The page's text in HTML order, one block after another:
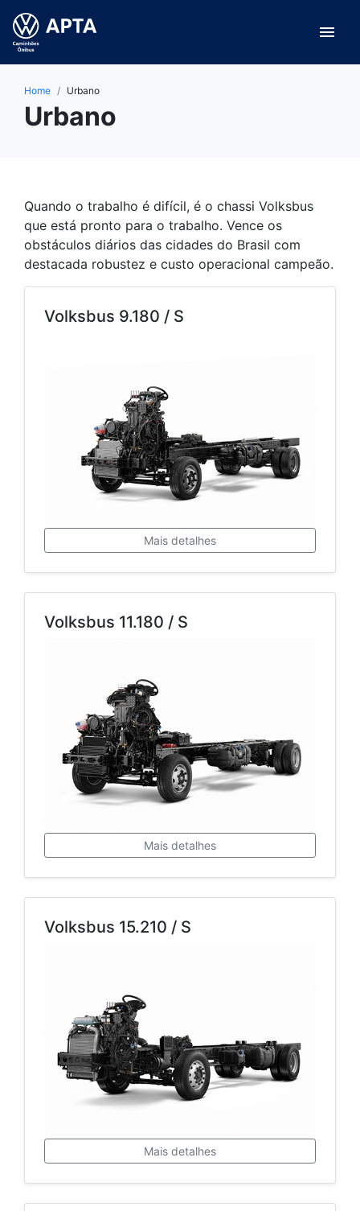
menu
Home Urbano
Urbano
Quando o trabalho é difícil, é o chassi Volksbus
que está pronto para o trabalho. Vence os
obstáculos diários das cidades do Brasil com
destacada robustez e custo operacional campeão.
Volksbus 9.180 / S
Mais detalhes
Volksbus 11.180 / S
Mais detalhes
Volksbus 15.210 / S
Mais detalhes